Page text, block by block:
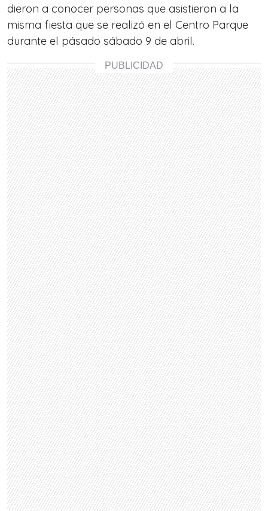
dieron a conocer personas que asistieron a la
misma fiesta que se realizó en el Centro Parque
durante el pásado sábado 9 de abril.